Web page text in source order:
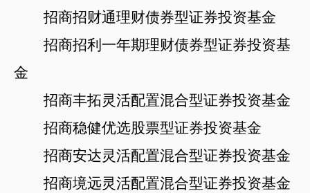
招商招财通理财债券型证券投资基金
招商招利一年期理财债券型证券投资基
金
招商丰拓灵活配置混合型证券投资基金
招商稳健优选股票型证券投资基金
招商安达灵活配置混合型证券投资基金
招商境远灵活配置混合型证券投资基金